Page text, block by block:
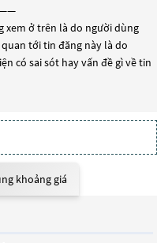
xem ở trên là do người dùng
tới tin đăng này là do
có sai sót hay vấn đề gì về tin
khoảng giá